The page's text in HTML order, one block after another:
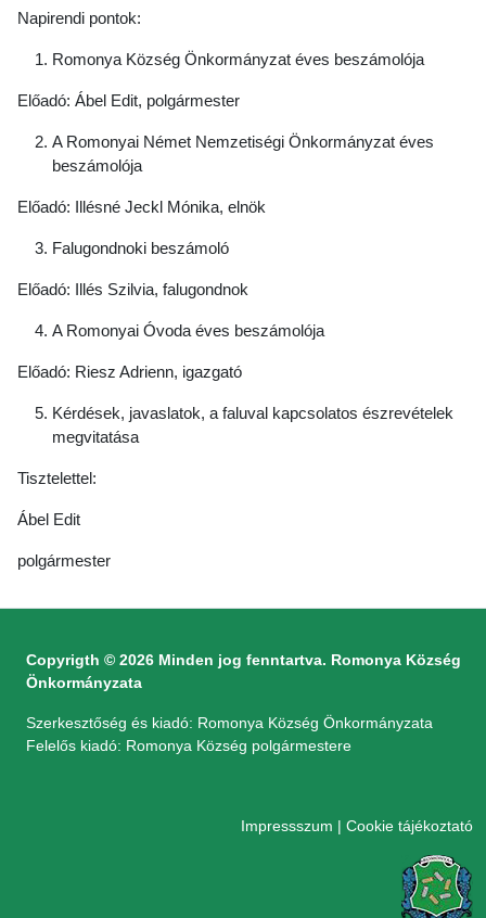
Napirendi pontok:
Romonya Község Önkormányzat éves beszámolója
Előadó: Ábel Edit, polgármester
A Romonyai Német Nemzetiségi Önkormányzat éves
beszámolója
Előadó: Illésné Jeckl Mónika, elnök
Falugondnoki beszámoló
Előadó: Illés Szilvia, falugondnok
A Romonyai Óvoda éves beszámolója
Előadó: Riesz Adrienn, igazgató
Kérdések, javaslatok, a faluval kapcsolatos észrevételek
megvitatása
Tisztelettel:
Ábel Edit
polgármester
Copyrigth © 2026 Minden jog fenntartva. Romonya Község
Önkormányzata
Szerkesztőség és kiadó: Romonya Község Önkormányzata
Felelős kiadó: Romonya Község polgármestere
Impressszum | Cookie tájékoztató